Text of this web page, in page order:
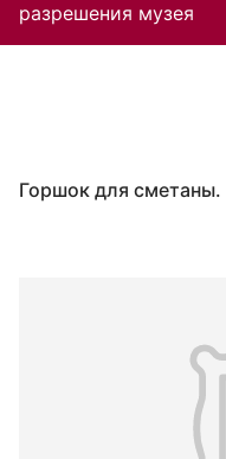
разрешения музея
Горшок для сметаны.